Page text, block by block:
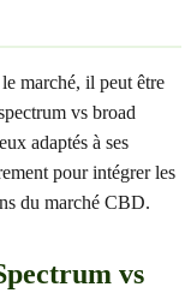
marché, il peut être
vs broad
adaptés à ses
pour intégrer les
du marché CBD.
vs